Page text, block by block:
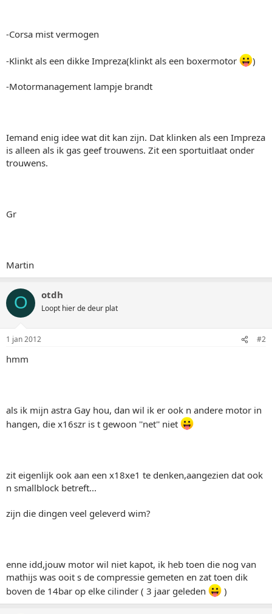
-Corsa mist vermogen
-Klinkt als een dikke Impreza(klinkt als een boxermotor )
-Motormanagement lampje brandt
Iemand enig idee wat dit kan zijn. Dat klinken als een Impreza
is alleen als ik gas geef trouwens. Zit een sportuitlaat onder
trouwens.
Gr
Martin
O otdh
Loopt hier de deur plat
1 jan 2012 #2
hmm
als ik mijn astra Gay hou, dan wil ik er ook n andere motor in
hangen, die x16szr is t gewoon ''net'' niet
zit eigenlijk ook aan een x18xe1 te denken,aangezien dat ook
n smallblock betreft...
zijn die dingen veel geleverd wim?
enne idd,jouw motor wil niet kapot, ik heb toen die nog van
mathijs was ooit s de compressie gemeten en zat toen dik
boven de 14bar op elke cilinder ( 3 jaar geleden
)